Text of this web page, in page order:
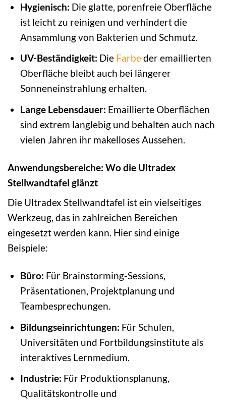
Hygienisch: Die glatte, porenfreie Oberfläche
ist leicht zu reinigen und verhindert die
Ansammlung von Bakterien und Schmutz.
UV-Beständigkeit: Die Farbeder emaillierten
Oberfläche bleibt auch bei längerer
Sonneneinstrahlung erhalten.
Lange Lebensdauer: Emaillierte Oberflächen
sind extrem langlebig und behalten auch nach
vielen Jahren ihr makelloses Aussehen.
Anwendungsbereiche: Wo die Ultradex
Stellwandtafel glänzt
Die Ultradex Stellwandtafel ist ein vielseitiges
Werkzeug, das in zahlreichen Bereichen
eingesetzt werden kann. Hier sind einige
Beispiele:
Büro: Für Brainstorming-Sessions,
Präsentationen, Projektplanung und
Teambesprechungen.
Bildungseinrichtungen: Für Schulen,
Universitäten und Fortbildungsinstitute als
interaktives Lernmedium.
Industrie: Für Produktionsplanung,
Qualitätskontrolle und